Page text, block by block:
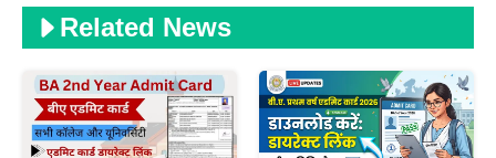
Related News